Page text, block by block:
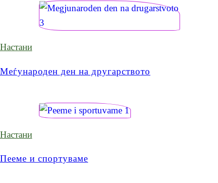
Настани
Меѓународен ден на другарството
Настани
Пееме и спортуваме